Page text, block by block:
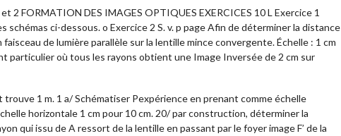
2 FORMATION DES IMAGES OPTIQUES EXERCICES 10 L Exercice 1
schémas ci-dessous. o Exercice 2 S. v. p page Afin de déterminer la distance
de lumière parallèle sur la lentille mince convergente. Échelle : 1 cm
particulier où tous les rayons obtient une Image Inversée de 2 cm sur
1 m. 1 a/ Schématiser Pexpérience en prenant comme échelle
horizontale 1 cm pour 10 cm. 20/ par construction, déterminer la
qui issu de A ressort de la lentille en passant par le foyer image F’ de la